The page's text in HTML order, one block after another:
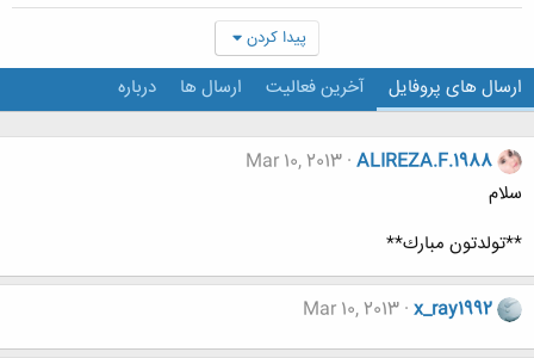
پیدا کردن
ارسال های پروفایل آخرین فعالیت ارسال ها درباره
ALIREZA.F.1988
Mar 10, 2013
سلام
**تولدتون مبارك**
x_ray1992
Mar 10, 2013